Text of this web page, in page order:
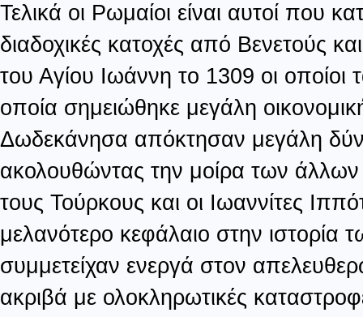
Τελικά οι Ρωμαίοι είναι αυτοί που
διαδοχικές κατοχές από Βενετούς
του Αγίου Ιωάννη το 1309 οι
οποία σημειώθηκε μεγάλη
Δωδεκάνησα απόκτησαν μεγάλη
ακολουθώντας την μοίρα των
τους Τούρκους και οι Ιωαννίτες
μελανότερο κεφάλαιο στην ιστορία
συμμετείχαν ενεργά στον
ακριβά με ολοκληρωτικές